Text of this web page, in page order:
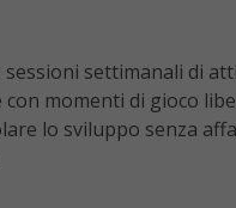
sessioni settimanali di
con momenti di gioco
lo sviluppo senza